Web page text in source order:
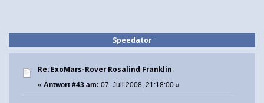
Speedator
Re: ExoMars-Rover Rosalind Franklin
« Antwort #43 am: 07. Juli 2008, 21:18:00 »